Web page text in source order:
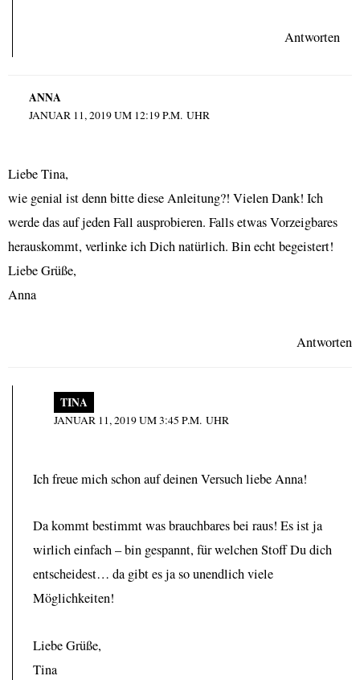
Antworten
ANNA
JANUAR 11, 2019 UM 12:19 P.M. UHR
Liebe Tina,
wie genial ist denn bitte diese Anleitung?! Vielen Dank! Ich
werde das auf jeden Fall ausprobieren. Falls etwas Vorzeigbares
herauskommt, verlinke ich Dich natürlich. Bin echt begeistert!
Liebe Grüße,
Anna
Antworten
TINA
JANUAR 11, 2019 UM 3:45 P.M. UHR
Ich freue mich schon auf deinen Versuch liebe Anna!
Da kommt bestimmt was brauchbares bei raus! Es ist ja
wirlich einfach – bin gespannt, für welchen Stoff Du dich
entscheidest… da gibt es ja so unendlich viele
Möglichkeiten!
Liebe Grüße,
Tina